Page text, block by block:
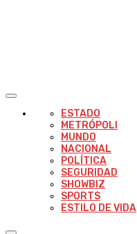
ESTADO
METRÓPOLI
MUNDO
NACIONAL
POLÍTICA
SEGURIDAD
SHOWBIZ
SPORTS
ESTILO DE VIDA